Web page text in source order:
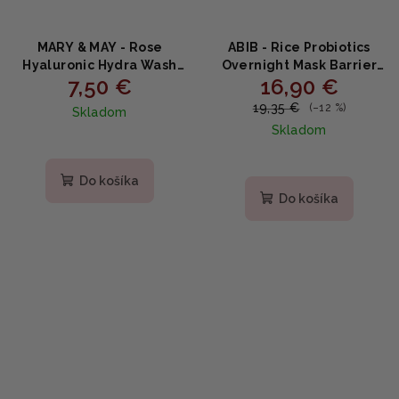
MARY & MAY - Rose
Hyaluronic Hydra Wash
off Pack - Hydratačná
maska s extraktom z ruže
MINI 30g
7,50 €
Skladom
Do košíka
ABIB - Rice Probiotics
Overnight Mask Barrier
Jelly 80ml
16,90 €
19,35 € (–12 %)
Skladom
produktu
Do košíka